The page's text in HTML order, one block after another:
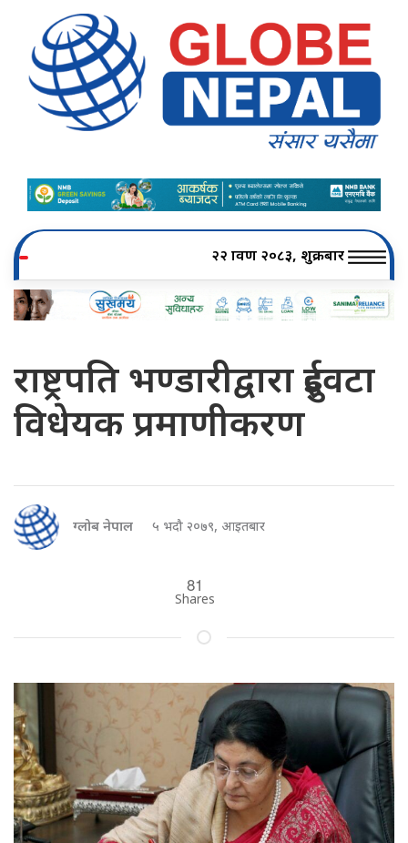
२२ श्रावण २०८३, शुक्रबार
राष्ट्रपति भण्डारीद्वारा दुईवटा
विधेयक प्रमाणीकरण
ग्लोब नेपाल ५ भदौ २०७९, आइतबार
81
Shares